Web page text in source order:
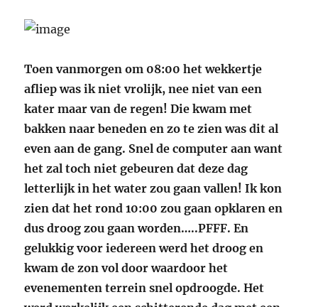
Toen vanmorgen om 08:00 het wekkertje
afliep was ik niet vrolijk, nee niet van een
kater maar van de regen! Die kwam met
bakken naar beneden en zo te zien was dit al
even aan de gang. Snel de computer aan want
het zal toch niet gebeuren dat deze dag
letterlijk in het water zou gaan vallen! Ik kon
zien dat het rond 10:00 zou gaan opklaren en
dus droog zou gaan worden…..PFFF. En
gelukkig voor iedereen werd het droog en
kwam de zon vol door waardoor het
evenementen terrein snel opdroogde. Het